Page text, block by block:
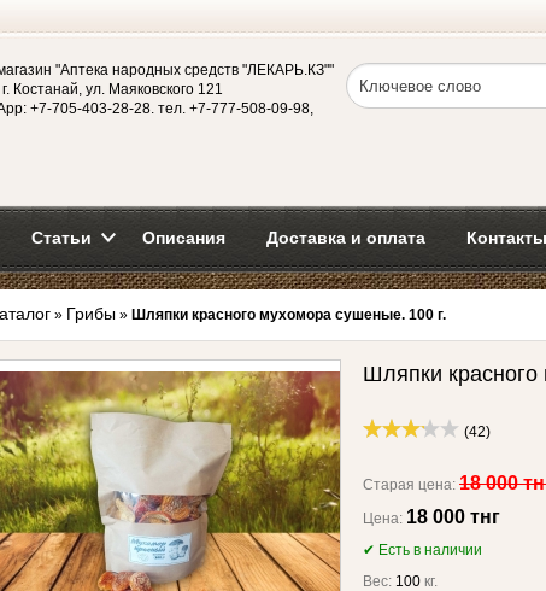
"Аптека народных средств "ЛЕКАРЬ.КЗ""
Костанай, ул. Маяковского 121
+7-705-403-28-28. тел. +7-777-508-09-98,
Статьи Описания Доставка и оплата
» Грибы » Шляпки красного мухомора сушеные. 100 г.
Шляпки
(42)
Старая цена: 18 000
Цена: 18 000 тнг
✔ Есть в наличии
Вес: 100 кг.